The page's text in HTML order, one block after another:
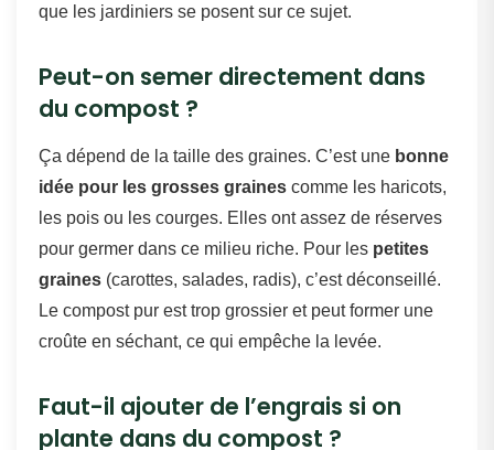
que les jardiniers se posent sur ce sujet.
Peut-on semer directement dans
du compost ?
Ça dépend de la taille des graines. C’est une bonne
idée pour les grosses graines comme les haricots,
les pois ou les courges. Elles ont assez de réserves
pour germer dans ce milieu riche. Pour les petites
graines (carottes, salades, radis), c’est déconseillé.
Le compost pur est trop grossier et peut former une
croûte en séchant, ce qui empêche la levée.
Faut-il ajouter de l’engrais si on
plante dans du compost ?